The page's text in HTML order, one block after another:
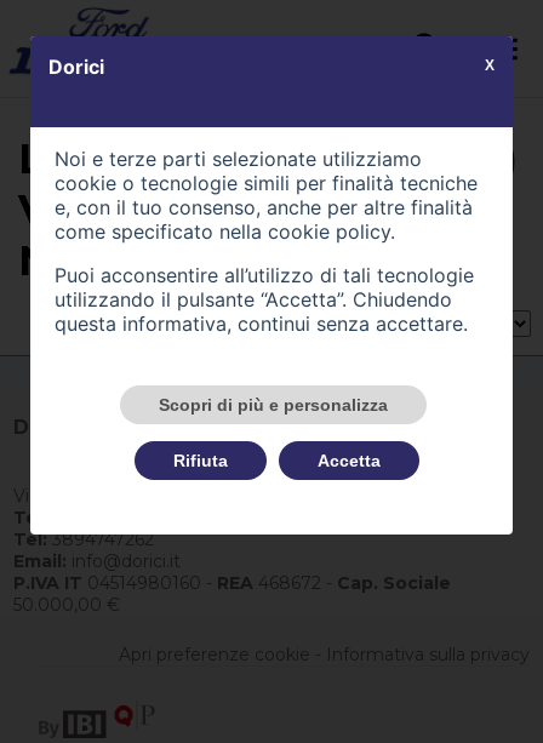
LA LISTA CONTIENE (0)
VEICOLI DI TIPO
NUOVO
Ordina per:
Dorici
Via Piave 2, 24060, Credaro (BG)
Tel:
Tel:3894747262
Email: info@dorici.it
P.IVA IT 04514980160 - REA 468672 - Cap. Sociale
50.000,00 €
Apri preferenze cookie - Informativa sulla privacy
Dorici
Noi e terze parti selezionate utilizziamo
cookie o tecnologie simili per finalità tecniche
e, con il tuo consenso, anche per altre finalità
come specificato nella cookie policy.
Puoi acconsentire all’utilizzo di tali tecnologie
utilizzando il pulsante “Accetta”. Chiudendo
questa informativa, continui senza accettare.
Scopri di più e personalizza
Rifiuta Accetta
X